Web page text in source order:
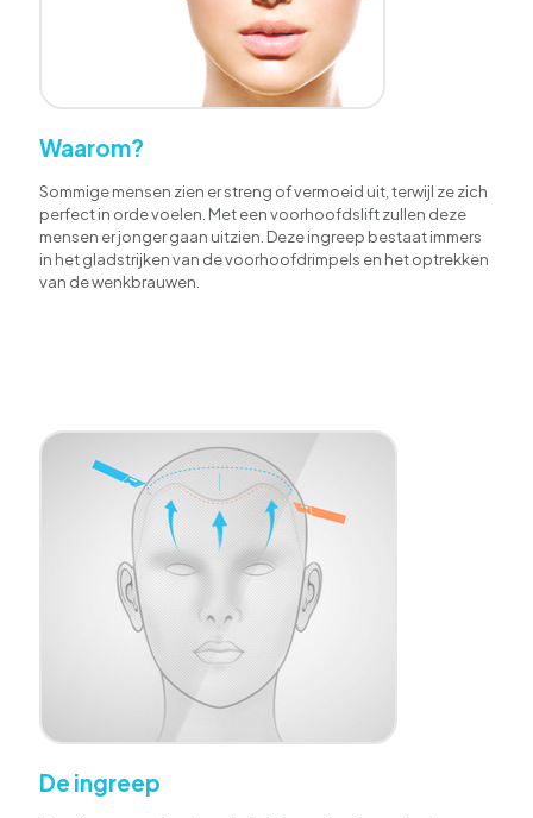
Waarom?
Sommige mensen zien er streng of vermoeid uit, terwijl ze zich
perfect in orde voelen. Met een voorhoofdslift zullen deze
mensen er jonger gaan uitzien. Deze ingreep bestaat immers
in het gladstrijken van de voorhoofdrimpels en het optrekken
van de wenkbrauwen.
De ingreep